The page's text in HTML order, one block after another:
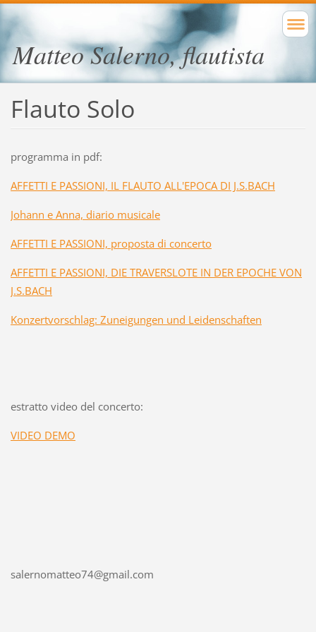
Matteo Salerno, flautista
Flauto Solo
programma in pdf:
AFFETTI E PASSIONI, IL FLAUTO ALL'EPOCA DI J.S.BACH
Johann e Anna, diario musicale
AFFETTI E PASSIONI, proposta di concerto
AFFETTI E PASSIONI, DIE TRAVERSLOTE IN DER EPOCHE VON
J.S.BACH
Konzertvorschlag: Zuneigungen und Leidenschaften
estratto video del concerto:
VIDEO DEMO
salernomatteo74@gmail.com